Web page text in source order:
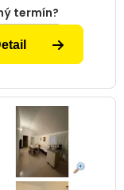
termín?